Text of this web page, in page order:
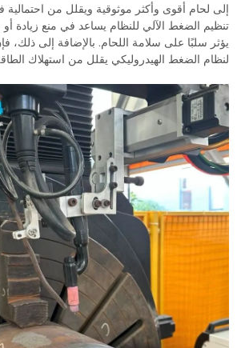
إلى لحام أقوى وأكثر موثوقية ويقلل من
تنظيم الضغط الآلي للنظام يساعد في منع زيادة
يؤثر سلبًا على سلامة اللحام. بالإضافة إلى ذلك،
لنظام الضغط الهيدروليكي يقلل من استهلاك الطاقة